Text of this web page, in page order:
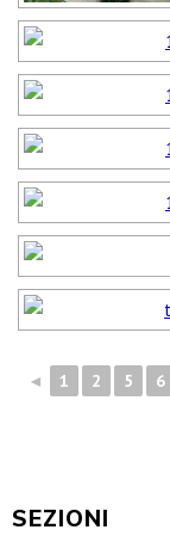
◄ 1 2 5 6
SEZIONI